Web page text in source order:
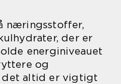
næringsstoffer,
der er
energiniveauet
og
det altid er vigtigt